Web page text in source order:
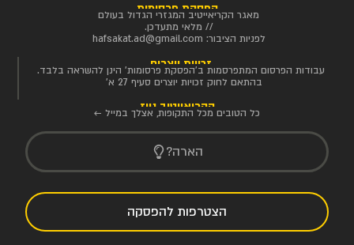
הפסקת פרסומות
מאגר הקריאייטיב המגזרי הגדול בעולם
// מלאי מתעדכן.
לפניות הציבור: hafsakat.ad@gmail.com
זכויות יוצרים
עבודות הפרסום המתפרסמות ב'הפסקת פרסומות' הינן להשראה בלבד.
בהתאם לחוק זכויות יוצרים סעיף 27 א'
הקריאייטיב ניוז
כל הטובים מכל התקופות, אצלך במייל ←
הארה?
הצטרפות להפסקה